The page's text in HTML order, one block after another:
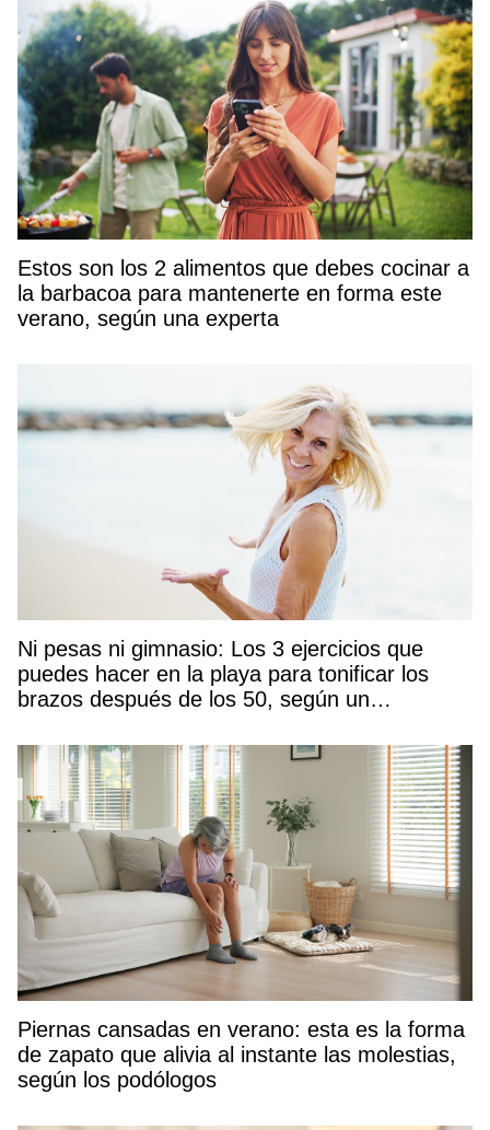
Estos son los 2 alimentos que debes cocinar a
la barbacoa para mantenerte en forma este
verano, según una experta
Ni pesas ni gimnasio: Los 3 ejercicios que
puedes hacer en la playa para tonificar los
brazos después de los 50, según un
Piernas cansadas en verano: esta es la forma
de zapato que alivia al instante las molestias,
según los podólogos